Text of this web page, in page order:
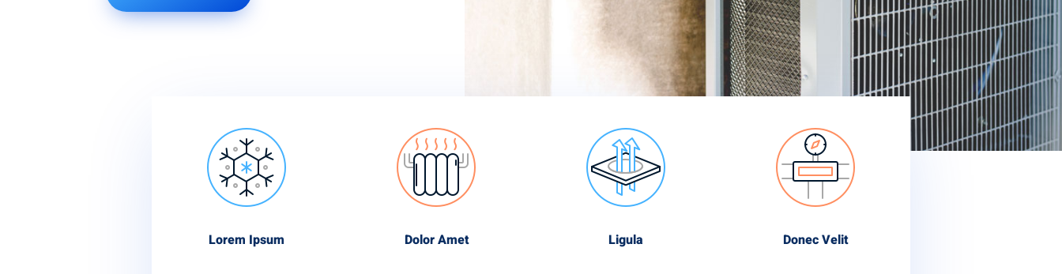
Lorem Ipsum Dolor Amet Ligula Donec Velit